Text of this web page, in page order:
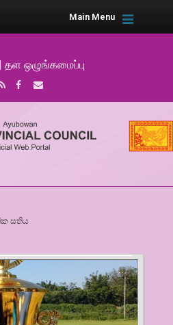
Main Menu
ஒழுங்கமைப்பு
සතිය